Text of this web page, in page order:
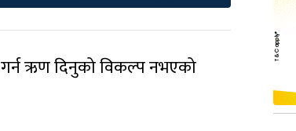
गर्न ऋण दिनुको विकल्प नभएको